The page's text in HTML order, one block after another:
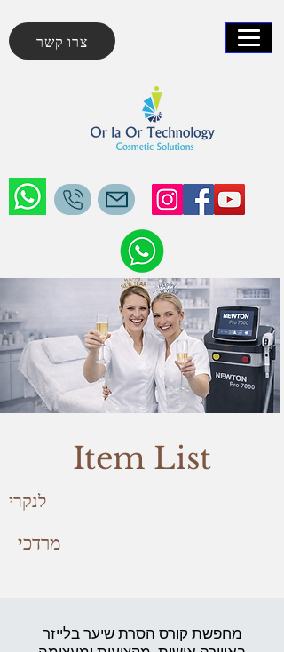
צרו קשר
Item List
לנקרי
מרדכי
מחפשת קורס הסרת שיער בלייזר